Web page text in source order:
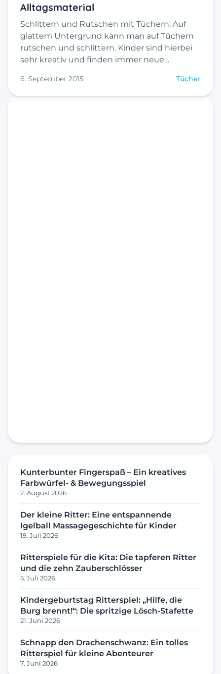
Alltagsmaterial
Schlittern und Rutschen mit Tüchern: Auf
glattem Untergrund kann man auf Tüchern
rutschen und schlittern. Kinder sind hierbei
sehr kreativ und finden immer neue…
6. September 2015 Tücher
Kunterbunter Fingerspaß – Ein kreatives
Farbwürfel- & Bewegungsspiel
2. August 2026
Der kleine Ritter: Eine entspannende
Igelball Massagegeschichte für Kinder
19. Juli 2026
Ritterspiele für die Kita: Die tapferen Ritter
und die zehn Zauberschlösser
5. Juli 2026
Kindergeburtstag Ritterspiel: „Hilfe, die
Burg brennt!“: Die spritzige Lösch-Stafette
21. Juni 2026
Schnapp den Drachenschwanz: Ein tolles
Ritterspiel für kleine Abenteurer
7. Juni 2026